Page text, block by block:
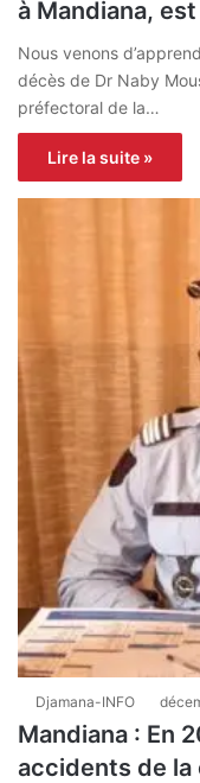
à Mandiana,
Nous venons
décès de Dr Naby
préfectoral de la…
Lire la suite »
Djamana-INFO
Mandiana : En
accidents de